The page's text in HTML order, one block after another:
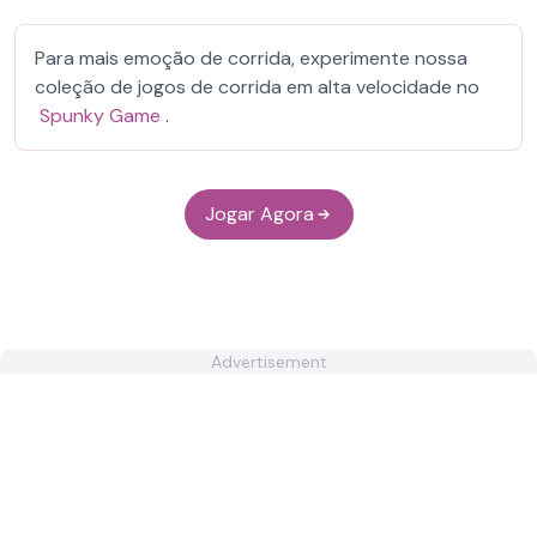
Para mais emoção de corrida, experimente nossa
coleção de jogos de corrida em alta velocidade no
Spunky Game .
Jogar Agora
Advertisement